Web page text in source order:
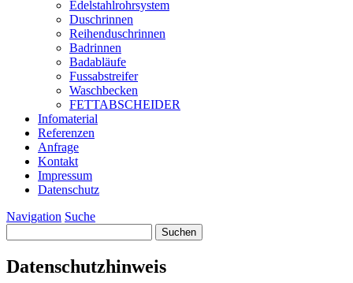
Edelstahlrohrsystem
Duschrinnen
Reihenduschrinnen
Badrinnen
Badabläufe
Fussabstreifer
Waschbecken
FETTABSCHEIDER
Infomaterial
Referenzen
Anfrage
Kontakt
Impressum
Datenschutz
Navigation Suche
nach:
Datenschutzhinweis